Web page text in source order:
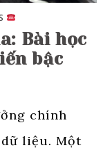
Bài học
bậc
chính
liệu. Một